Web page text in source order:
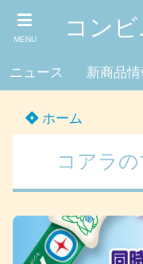
MENU コン
ニュース 新商品情
ホーム
コアラ